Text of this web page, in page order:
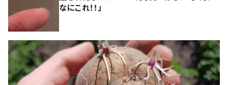
なにこれ！！」